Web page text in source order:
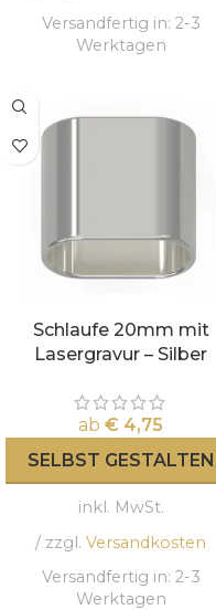
Versandfertig in: 2-3
Werktagen
Schlaufe 20mm mit
Lasergravur – Silber
ab € 4,75
SELBST GESTALTEN
inkl. MwSt.
/ zzgl. Versandkosten
Versandfertig in: 2-3
Werktagen